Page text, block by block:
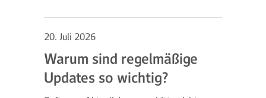
20. Juli 2026
Warum sind regelmäßige
Updates so wichtig?